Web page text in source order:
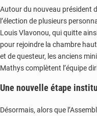
Autour du nouveau président
l’élection de plusieurs
Louis Vlavonou, qui quitte
pour rejoindre la chambre
et de questeur, les anciens
Mathys complètent l’équipe
Une nouvelle étape
Désormais, alors que